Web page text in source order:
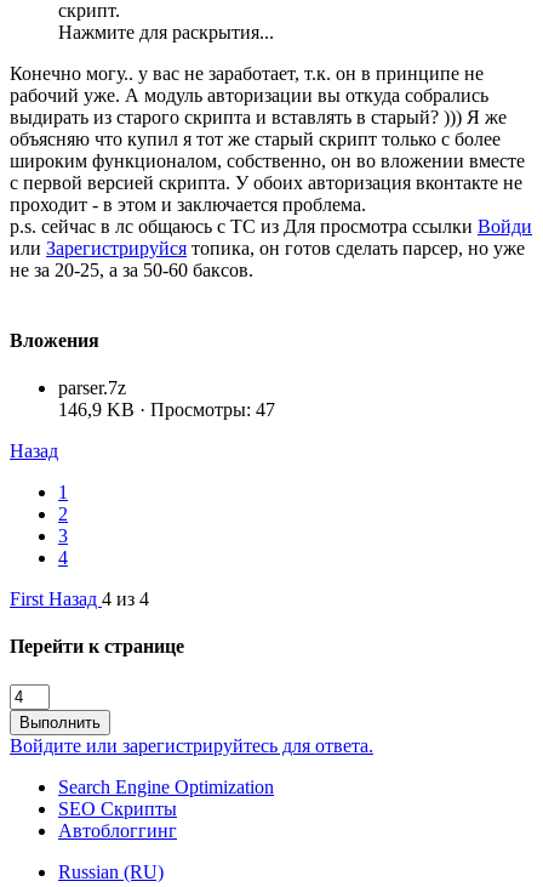
скрипт.
Нажмите для раскрытия...
Конечно могу.. у вас не заработает, т.к. он в принципе не
рабочий уже. А модуль авторизации вы откуда собрались
выдирать из старого скрипта и вставлять в старый? ))) Я же
объясняю что купил я тот же старый скрипт только с более
широким функционалом, собственно, он во вложении вместе
с первой версией скрипта. У обоих авторизация вконтакте не
проходит - в этом и заключается проблема.
p.s. сейчас в лс общаюсь с ТС из Для просмотра ссылки Войди
или Зарегистрируйся топика, он готов сделать парсер, но уже
не за 20-25, а за 50-60 баксов.
Вложения
parser.7z
146,9 KB · Просмотры: 47
Назад
1
2
3
4
First Назад 4 из 4
Перейти к странице
Выполнить
Войдите или зарегистрируйтесь для ответа.
Search Engine Optimization
SEO Скрипты
Автоблоггинг
Russian (RU)